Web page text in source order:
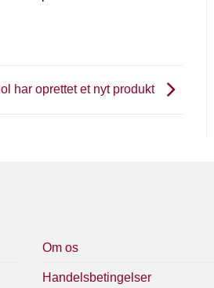
har oprettet et nyt produkt
Om os
Handelsbetingelser